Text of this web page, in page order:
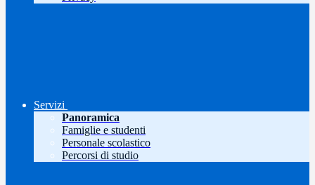
Servizi
Panoramica
Famiglie e studenti
Personale scolastico
Percorsi di studio